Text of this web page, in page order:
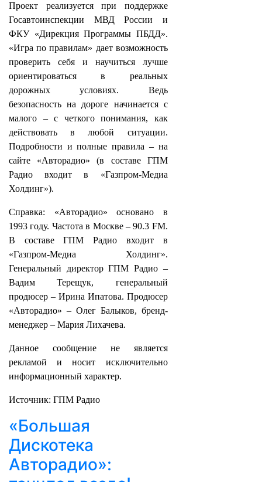
Проект реализуется при поддержке
Госавтоинспекции МВД России и
ФКУ «Дирекция Программы ПБДД».
«Игра по правилам» дает возможность
проверить себя и научиться лучше
ориентироваться в реальных
дорожных условиях. Ведь
безопасность на дороге начинается с
малого – с четкого понимания, как
действовать в любой ситуации.
Подробности и полные правила – на
сайте «Авторадио» (в составе ГПМ
Радио входит в «Газпром-Медиа
Холдинг»).
Справка: «Авторадио» основано в
1993 году. Частота в Москве – 90.3 FM.
В составе ГПМ Радио входит в
«Газпром-Медиа Холдинг».
Генеральный директор ГПМ Радио –
Вадим Терещук, генеральный
продюсер – Ирина Ипатова. Продюсер
«Авторадио» – Олег Балыков, бренд-
менеджер – Мария Лихачева.
Данное сообщение не является
рекламой и носит исключительно
информационный характер.
Источник: ГПМ Радио
«Большая
Дискотека
Авторадио»: